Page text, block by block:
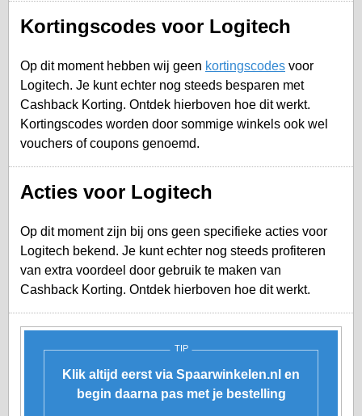
Kortingscodes voor Logitech
Op dit moment hebben wij geen kortingscodes voor
Logitech. Je kunt echter nog steeds besparen met
Cashback Korting. Ontdek hierboven hoe dit werkt.
Kortingscodes worden door sommige winkels ook wel
vouchers of coupons genoemd.
Acties voor Logitech
Op dit moment zijn bij ons geen specifieke acties voor
Logitech bekend. Je kunt echter nog steeds profiteren
van extra voordeel door gebruik te maken van
Cashback Korting. Ontdek hierboven hoe dit werkt.
TIP
Klik altijd eerst via Spaarwinkelen.nl en
begin daarna pas met je bestelling